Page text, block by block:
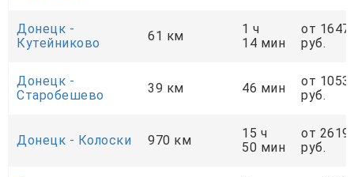
Донецк -
Кутейниково
61 км
1 ч
14 мин
от 1647
руб.
Донецк -
Старобешево
39 км 46 мин
от 1053
руб.
Донецк - Колоски 970 км
15 ч
50 мин
от
руб.